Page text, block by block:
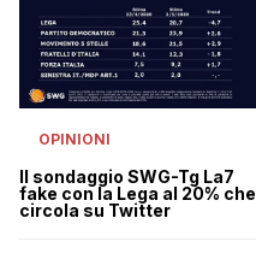
OPINIONI
Il sondaggio SWG-Tg La7
fake con la Lega al 20% che
circola su Twitter